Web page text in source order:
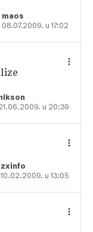
maos
08.07.2009. u 17:02
u 20:39
zxinfo
10.02.2009. u 13:05